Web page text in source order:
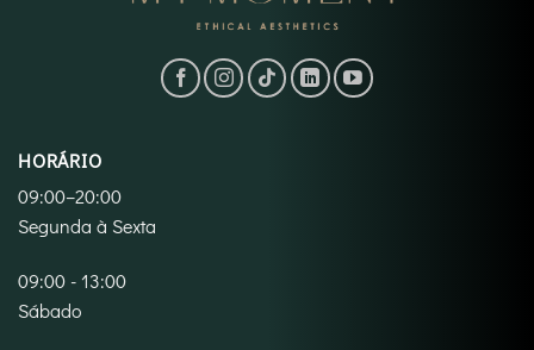
HORÁRIO
09:00–20:00
Segunda à Sexta
09:00 - 13:00
Sábado